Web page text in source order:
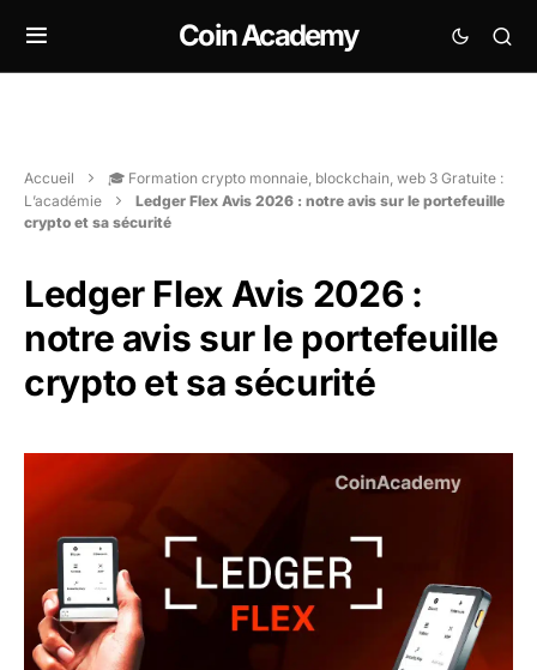
Coin Academy
Accueil
🎓 Formation crypto monnaie, blockchain, web 3 Gratuite :
L’académie
Ledger Flex Avis 2026 : notre avis sur le portefeuille
crypto et sa sécurité
Ledger Flex Avis 2026 :
notre avis sur le portefeuille
crypto et sa sécurité